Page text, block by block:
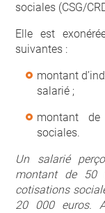
sociales (CSG/
Elle est
suivantes :
montant
salarié ;
montant de
sociales.
Un salarié
montant de 50
cotisations
20 000 euros.